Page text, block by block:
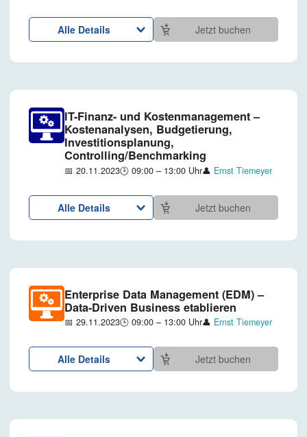
Alle Details Jetzt buchen
IT-Finanz- und Kostenmanagement –
Kostenanalysen, Budgetierung,
Investitionsplanung,
Controlling/Benchmarking
📅 20.11.2023🕒 09:00 – 13:00 Uhr👤 Ernst Tiemeyer
Alle Details Jetzt buchen
Enterprise Data Management (EDM) –
Data-Driven Business etablieren
📅 29.11.2023🕒 09:00 – 13:00 Uhr👤 Ernst Tiemeyer
Alle Details Jetzt buchen